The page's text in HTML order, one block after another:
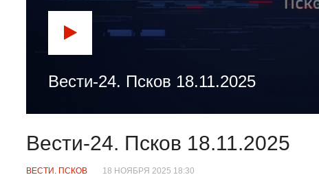
Вести-24. Псков 18.11.2025
Вести-24. Псков 18.11.2025
ВЕСТИ. ПСКОВ 18 НОЯБРЯ 2025 18:30